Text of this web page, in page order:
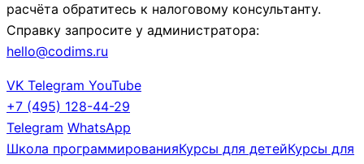
расчёта обратитесь к налоговому консультанту.
Справку запросите у администратора:
hello@codims.ru
VK Telegram YouTube
+7 (495) 128-44-29
Telegram WhatsApp
Школа программированияКурсы для детейКурсы для